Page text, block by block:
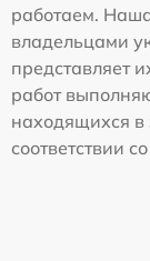
работаем.
владельцами
представляет
работ
находящихся в
соответствии